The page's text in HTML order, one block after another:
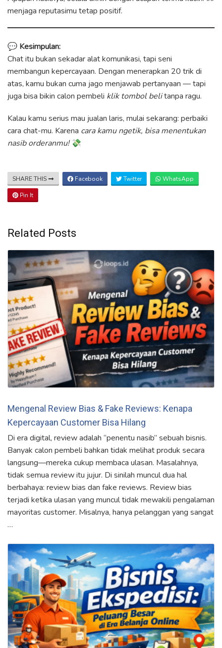
menjaga reputasimu tetap positif.
💬 Kesimpulan:
Chat itu bukan sekadar alat komunikasi, tapi seni
membangun kepercayaan. Dengan menerapkan 20 trik di
atas, kamu bukan cuma jago menjawab pertanyaan — tapi
juga bisa bikin calon pembeli klik tombol belitanpa ragu.
Kalau kamu serius mau jualan laris, mulai sekarang: perbaiki
cara chat-mu. Karena cara kamu ngetik, bisa menentukan
nasib orderanmu!💸
SHARE THIS Facebook Twitter WhatsApp
Pin It
Related Posts
Mengenal Review Bias & Fake Reviews: Kenapa
Kepercayaan Customer Bisa Hilang
Di era digital, review adalah “penentu nasib” sebuah bisnis.
Banyak calon pembeli bahkan tidak melihat produk secara
langsung—mereka cukup membaca ulasan. Masalahnya,
tidak semua review itu jujur. Di sinilah muncul dua hal
berbahaya: review bias dan fake reviews. Review bias
terjadi ketika ulasan yang muncul tidak mewakili pengalaman
mayoritas customer. Misalnya, hanya pelanggan yang sangat
…